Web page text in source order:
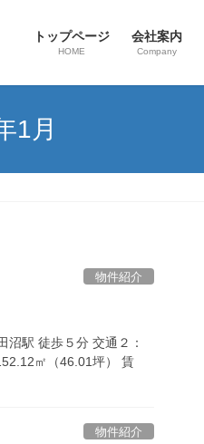
トップページ
HOME
会社案内
Company
1月
物件紹介
沼駅 徒歩５分 交通２：
㎡（46.01坪） 賃
物件紹介